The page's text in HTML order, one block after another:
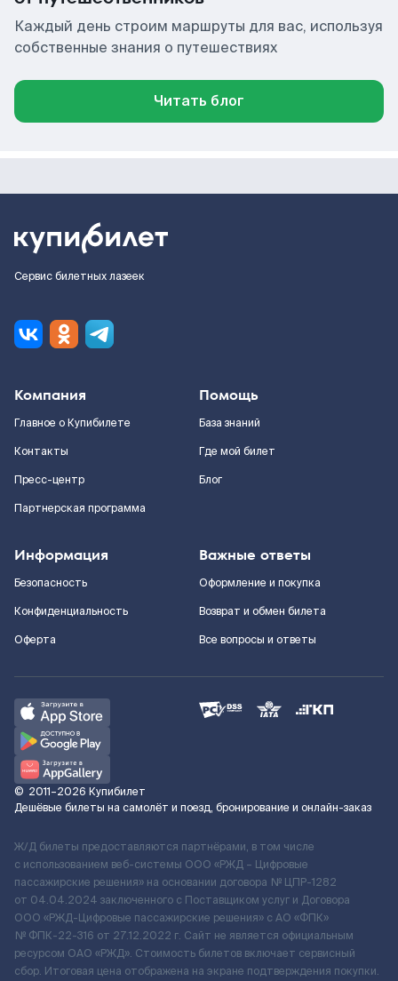
Каждый день строим маршруты для вас, используя
собственные знания о путешествиях
Читать блог
Сервис билетных лазеек
Компания
Главное о Купибилете
Контакты
Пресс-центр
Партнерская программа
Помощь
База знаний
Где мой билет
Блог
Информация
Безопасность
Конфиденциальность
Оферта
Важные ответы
Оформление и покупка
Возврат и обмен билета
Все вопросы и ответы
© 2011–2026 Купибилет
Дешёвые билеты на самолёт и поезд, бронирование и онлайн-заказ
Ж/Д билеты предоставляются партнёрами, в том числе
с использованием веб-системы ООО «РЖД – Цифровые
пассажирские решения» на основании договора № ЦПР-1282
от 04.04.2024 заключенного с Поставщиком услуг и Договора
ООО «РЖД-Цифровые пассажирские решения» c АО «ФПК»
№ ФПК-22-316 от 27.12.2022 г. Сайт не является официальным
ресурсом ОАО «РЖД». Стоимость билетов включает сервисный
сбор. Итоговая цена отображена на экране подтверждения покупки.